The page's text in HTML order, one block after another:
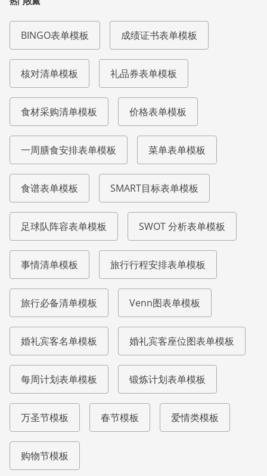
BINGO表单模板 成绩证书表单模板
核对清单模板 礼品券表单模板
食材采购清单模板 价格表单模板
一周膳食安排表单模板 菜单表单模板
食谱表单模板 SMART目标表单模板
足球队阵容表单模板 SWOT 分析表单模板
事情清单模板 旅行行程安排表单模板
旅行必备清单模板 Venn图表单模板
婚礼宾客名单模板 婚礼宾客座位图表单模板
每周计划表单模板 锻炼计划表单模板
万圣节模板 春节模板 爱情类模板
购物节模板